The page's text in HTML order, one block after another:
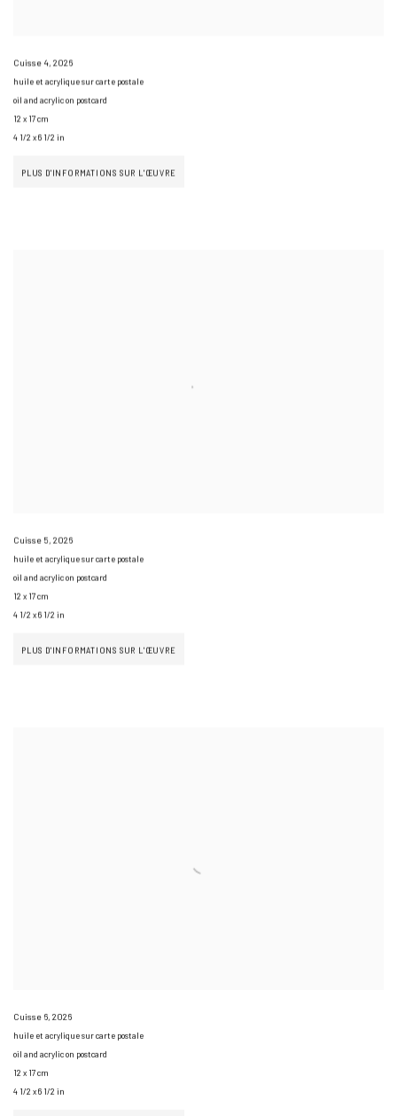
Cuisse 4, 2026
huile et acrylique sur carte postale
oil and acrylic on postcard
12 x 17 cm
4 1/2 x 6 1/2 in
PLUS D'INFORMATIONS SUR L'ŒUVRE
Cuisse 5 2026
huile et acrylique sur carte postale
oil and acrylic on postcard
12 x 17 cm
4 1/2 x 6 1/2 in
PLUS D'INFORMATIONS SUR L'ŒUVRE
Cuisse 6, 2026
huile et acrylique sur carte postale
oil and acrylic on postcard
12 x 17 cm
4 1/2 x 6 1/2 in